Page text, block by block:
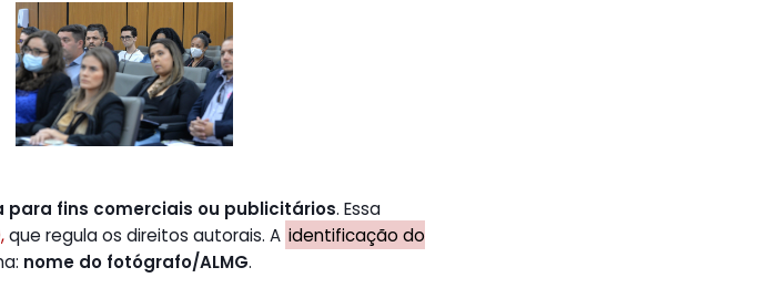
para fins comerciais ou publicitários. Essa
que regula os direitos autorais. A identificação do
nome do fotógrafo/ALMG.